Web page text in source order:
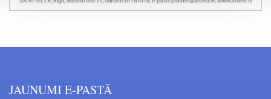
JAUNUMI E-PASTĀ